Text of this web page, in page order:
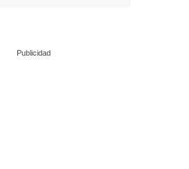
Publicidad